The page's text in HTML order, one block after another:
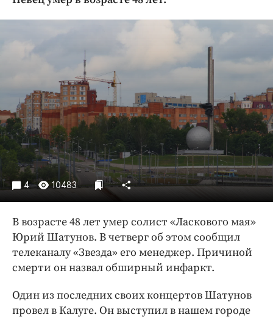
Криминал
Недвижимость и ЖКХ
Образование
Общество
Погода
Праздники
Происшествия
Спорт
Экономика и бизнес
ПРОЕКТЫ
Блоги
Издания
Медиаперсона
Клиника года
Бренд года
4 10483
В возрасте 48 лет умер солист «Ласкового мая»
Юрий Шатунов. В четверг об этом сообщил
телеканалу «Звезда» его менеджер. Причиной
смерти он назвал обширный инфаркт.
Один из последних своих концертов Шатунов
провел в Калуге. Он выступил в нашем городе